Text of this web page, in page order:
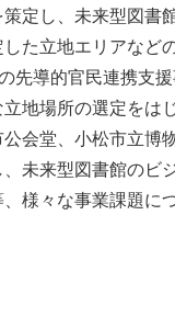
定し、未来型図書
た立地エリアなど
先導的官民連携支
地場所の選定をは
会堂、小松市立博
未来型図書館のビ
様々な事業課題に